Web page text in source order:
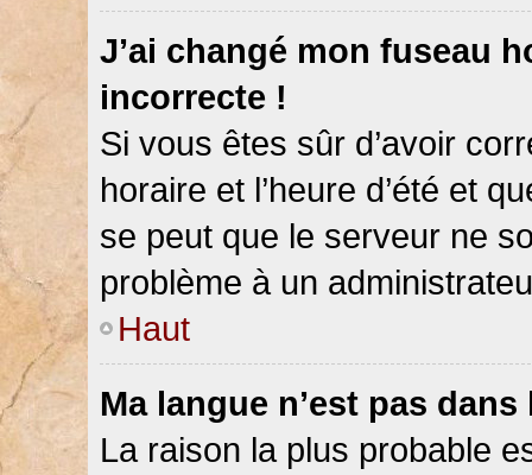
J’ai changé mon fuseau
incorrecte !
Si vous êtes sûr d’avoir
horaire et l’heure d’été et
se peut que le serveur ne
problème à un
Haut
Ma langue n’est pas
La raison la plus probable